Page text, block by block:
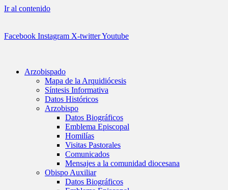
Ir al contenido
Facebook Instagram X-twitterYoutube
Arzobispado
Mapa de la Arquidiócesis
Síntesis Informativa
Datos Históricos
Arzobispo
Datos Biográficos
Emblema Episcopal
Homilías
Visitas Pastorales
Comunicados
Mensajes a la comunidad diocesana
Obispo Auxiliar
Datos Biográficos